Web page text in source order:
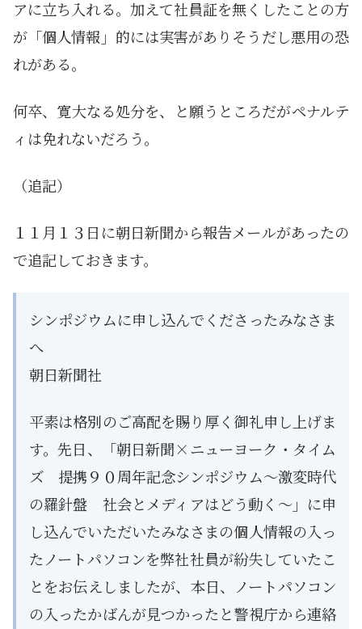
アに立ち入れる。加えて社員証を無くしたことの方
が「個人情報」的には実害がありそうだし悪用の恐
れがある。
何卒、寛大なる処分を、と願うところだがペナルテ
ィは免れないだろう。
（追記）
１１月１３日に朝日新聞から報告メールがあったの
で追記しておきます。
シンポジウムに申し込んでくださったみなさま
へ
朝日新聞社
平素は格別のご高配を賜り厚く御礼申し上げま
す。先日、「朝日新聞×ニューヨーク・タイム
ズ 提携９０周年記念シンポジウム～激変時代
の羅針盤 社会とメディアはどう動く～」に申
し込んでいただいたみなさまの個人情報の入っ
たノートパソコンを弊社社員が紛失していたこ
とをお伝えしましたが、本日、ノートパソコン
の入ったかばんが見つかったと警視庁から連絡